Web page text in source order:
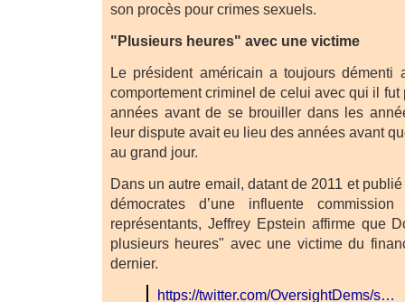
son procès pour crimes sexuels.
"Plusieurs heures" avec une victime
Le président américain a toujours démenti
comportement criminel de celui avec qui il fut
années avant de se brouiller dans les
leur dispute avait eu lieu des années avant
au grand jour.
Dans un autre email, datant de 2011 et
démocrates d’une influente
représentants, Jeffrey Epstein affirme que
plusieurs heures" avec une victime du
dernier.
https://twitter.com/OversightDems/s…